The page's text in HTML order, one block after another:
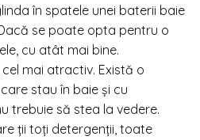
în spatele unei baterii baie
se poate opta pentru o
cu atât mai bine.
mai atractiv. Există o
stau în baie și cu
trebuie să stea la vedere.
ții toți detergenții, toate